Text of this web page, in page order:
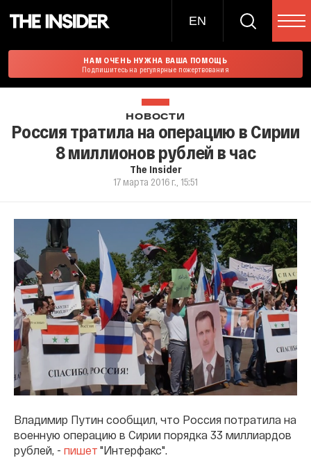
EN
НАМ ОЧЕНЬ НУЖНА ВАША ПОМОЩЬ
Подпишитесь на регулярные пожертвования
НОВОСТИ
Россия тратила на операцию в Сирии
8 миллионов рублей в час
The Insider
17 марта 2016 г., 15:51
Владимир Путин сообщил, что Россия потратила на
военную операцию в Сирии порядка 33 миллиардов
рублей, - пишет "Интерфакс".